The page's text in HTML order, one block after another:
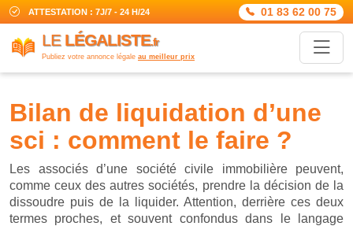
ATTESTATION : 7J/7 - 24 H/24 01 83 62 00 75
LE LÉGALISTE.fr
Publiez votre annonce légale au meilleur prix
bilan de liquidation d’une
sci : comment le faire ?
Les associés d’une société civile immobilière peuvent,
comme ceux des autres sociétés, prendre la décision de la
dissoudre puis de la liquider. Attention, derrière ces deux
termes proches, et souvent confondus dans le langage